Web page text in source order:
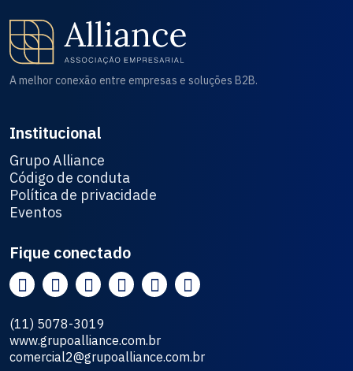
A melhor conexão entre empresas e soluções B2B.
Institucional
Grupo Alliance
Código de conduta
Política de privacidade
Eventos
Fique conectado
(11) 5078-3019
www.grupoalliance.com.br
comercial2@grupoalliance.com.br